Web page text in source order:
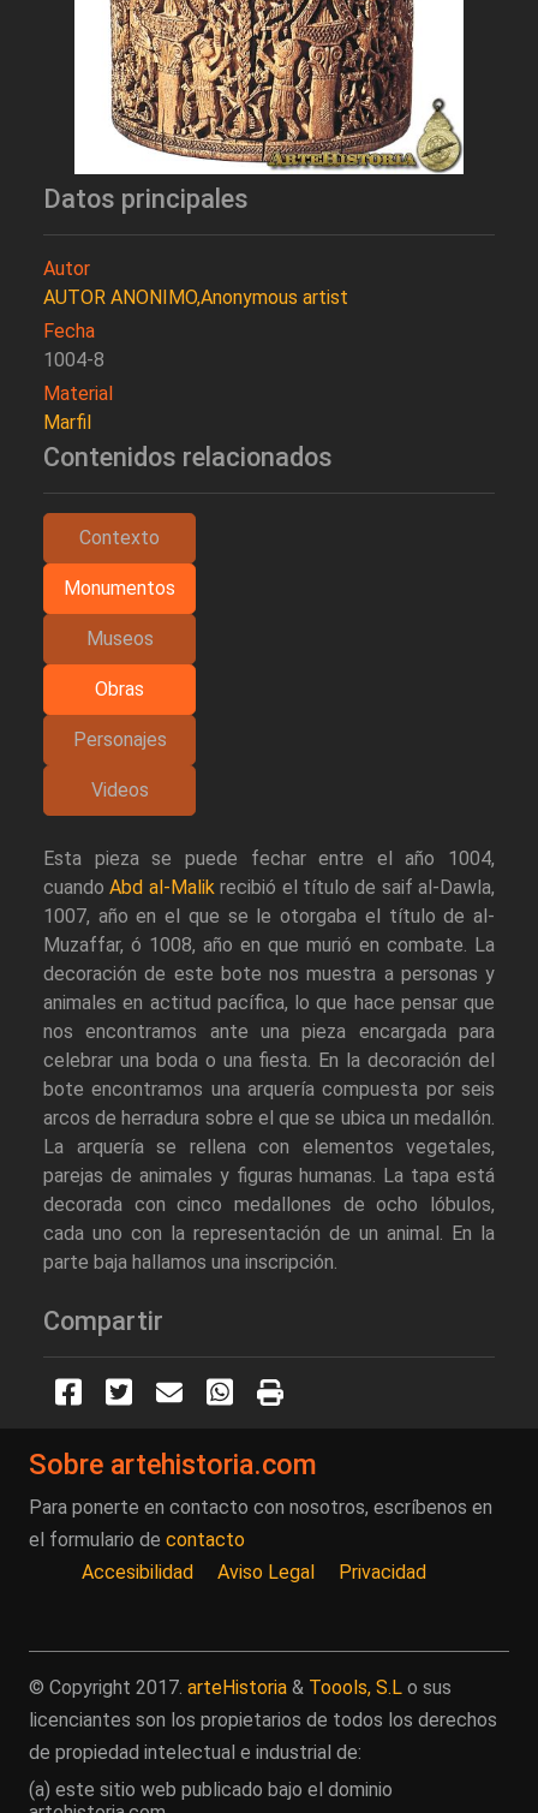
Datos principales
Autor
AUTOR ANONIMO,Anonymous artist
Fecha
1004-8
Material
Marfil
Contenidos relacionados
Contexto
Monumentos
Museos
Obras
Personajes
Videos
Esta pieza se puede fechar entre el año 1004,
cuandoAbd al-Malikrecibió el título de saif al-Dawla,
1007, año en el que se le otorgaba el título de al-
Muzaffar, ó 1008, año en que murió en combate. La
decoración de este bote nos muestra a personas y
animales en actitud pacífica, lo que hace pensar que
nos encontramos ante una pieza encargada para
celebrar una boda o una fiesta. En la decoración del
bote encontramos una arquería compuesta por seis
arcos de herradura sobre el que se ubica un medallón.
La arquería se rellena con elementos vegetales,
parejas de animales y figuras humanas. La tapa está
decorada con cinco medallones de ocho lóbulos,
cada uno con la representación de un animal. En la
parte baja hallamos una inscripción.
Compartir
Sobre artehistoria.com
Para ponerte en contacto con nosotros, escríbenos en
el formulario de contacto
Accesibilidad
Aviso Legal Privacidad
© Copyright 2017. arteHistoria & Toools, S.L o sus
licenciantes son los propietarios de todos los derechos
de propiedad intelectual e industrial de:
(a) este sitio web publicado bajo el dominio